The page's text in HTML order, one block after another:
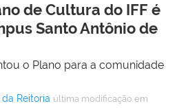
de Cultura do IFF é
Santo Antônio de
o Plano para a comunidade
Reitoria última modificação em